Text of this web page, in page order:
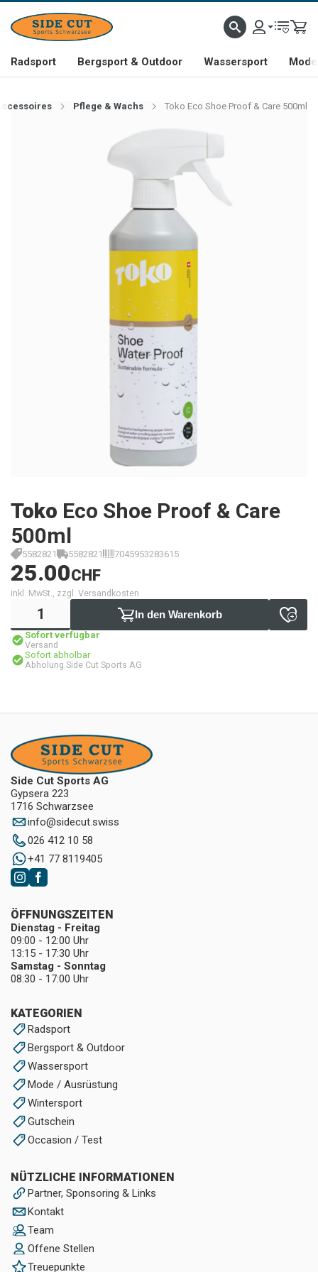
Radsport Bergsport & Outdoor Wassersport
Pflege & Wachs Toko Eco Shoe Proof & Care 500ml
Toko Eco Shoe Proof & Care
500ml
5582821 5582821 7045953283615
25.00CHF
inkl. MwSt., zzgl. Versandkosten
In den Warenkorb
Sofort verfügbar
Versand
Sofort abholbar
Abholung Side Cut Sports AG
Side Cut Sports AG
Gypsera 223
1716 Schwarzsee
info@sidecut.swiss
026 412 10 58
+41 77 8119405
KATEGORIEN
Radsport
Bergsport & Outdoor
Wassersport
Mode / Ausrüstung
Wintersport
Gutschein
Occasion / Test
NÜTZLICHE INFORMATIONEN
Partner, Sponsoring & Links
Kontakt
Team
Offene Stellen
Treuepunkte
ÖFFNUNGSZEITEN
Dienstag - Freitag
09:00 - 12:00 Uhr
13:15 - 17:30 Uhr
Samstag - Sonntag
08:30 - 17:00 Uhr